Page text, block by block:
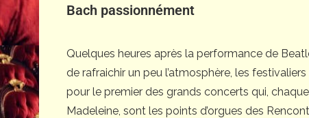
Bach passionnément
Quelques heures après la performance de
de rafraichir un peu l’atmosphère, les
pour le premier des grands concerts qui,
Madeleine, sont les points d’orgues des